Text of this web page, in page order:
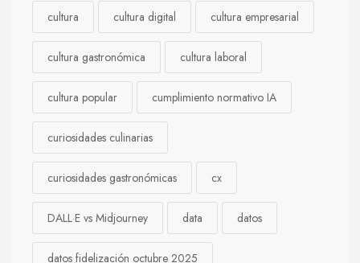
cultura cultura digital cultura empresarial
cultura gastronómica cultura laboral
cultura popular cumplimiento normativo IA
curiosidades culinarias
curiosidades gastronómicas cx
DALL·E vs Midjourney data datos
datos fidelización octubre 2025